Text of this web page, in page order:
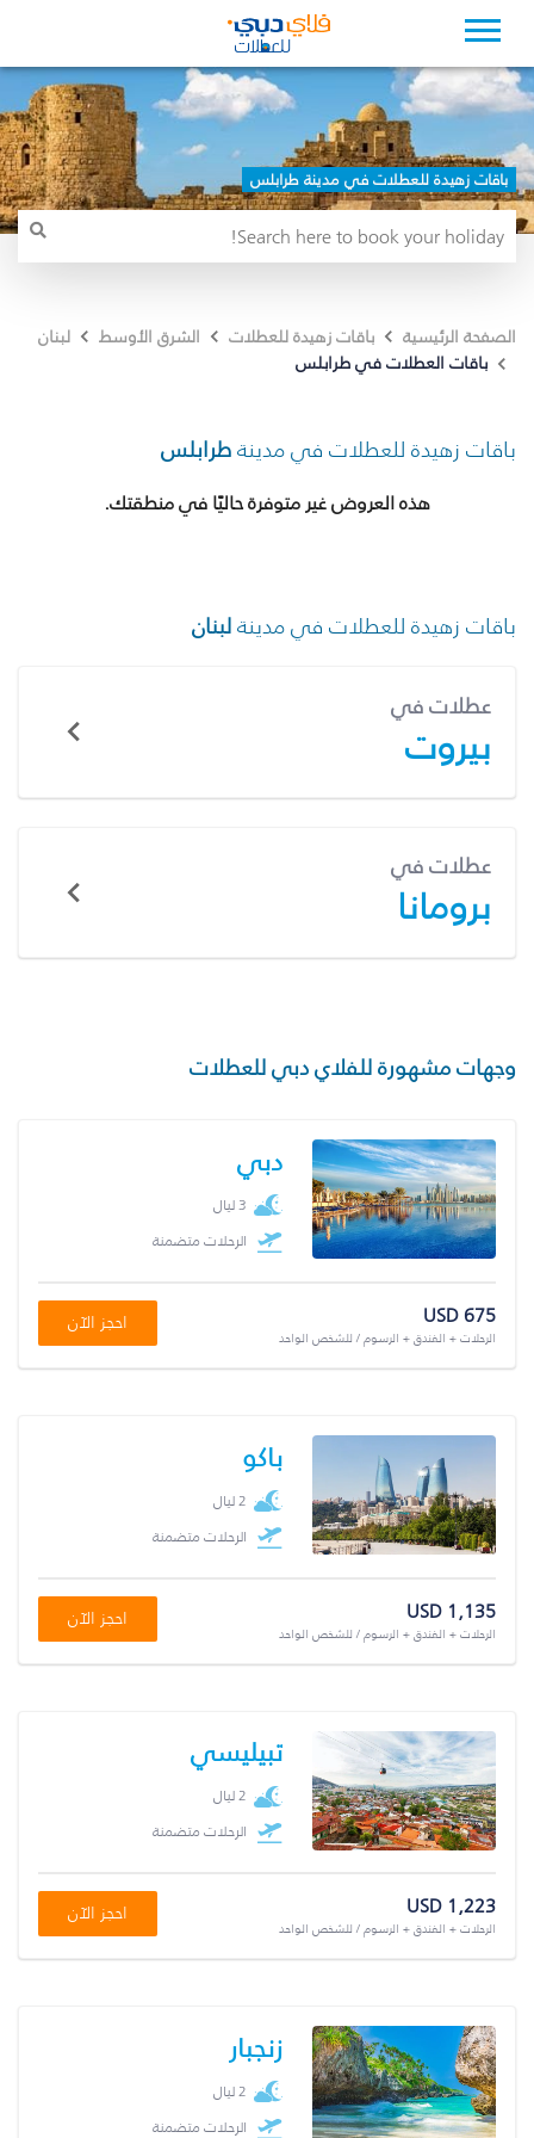
باقات زهيدة للعطلات في مدينة طرابلس
الصفحة الرئيسية باقات زهيدة للعطلات الشرق الأوسط
لبنان
باقات العطلات في طرابلس
باقات زهيدة للعطلات في مدينةطرابلس
هذه العروض غير متوفرة حاليًا في منطقتك.
باقات زهيدة للعطلات في مدينةلبنان
عطلات في
بيروت
عطلات في
برومانا
وجهات مشهورة للفلاي دبي للعطلات
دبي
3 ليال
الرحلات متضمنة
USD 675
الرحلات + الفندق + الرسوم / للشخص الواحد
احجز الآن
باكو
2 ليال
الرحلات متضمنة
USD 1,135
الرحلات + الفندق + الرسوم / للشخص الواحد
احجز الآن
تبيليسي
2 ليال
الرحلات متضمنة
USD 1,223
الرحلات + الفندق + الرسوم / للشخص الواحد
احجز الآن
زنجبار
2 ليال
الرحلات متضمنة